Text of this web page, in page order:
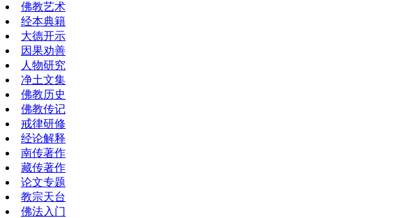
佛教艺术
经本典籍
大德开示
因果劝善
人物研究
净土文集
佛教历史
佛教传记
戒律研修
经论解释
南传著作
藏传著作
论文专题
教宗天台
佛法入门